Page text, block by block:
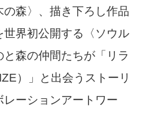
の森〉、描き下ろし作品
世界初公開する〈ソウル
森の仲間たちが「リラ
）」と出会うストーリ
ーションアートワー